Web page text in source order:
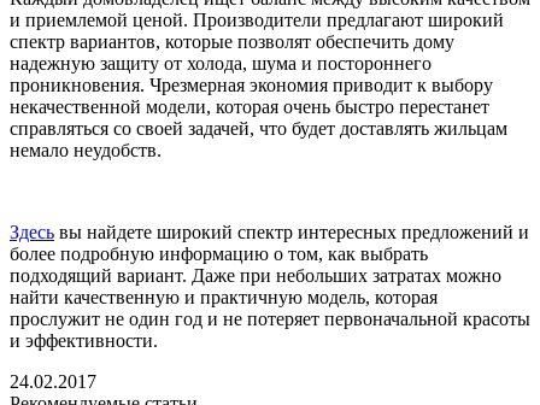
и приемлемой ценой. Производители предлагают широкий
спектр вариантов, которые позволят обеспечить дому
надежную защиту от холода, шума и постороннего
проникновения. Чрезмерная экономия приводит к выбору
некачественной модели, которая очень быстро перестанет
справляться со своей задачей, что будет доставлять жильцам
немало неудобств.
Здесь вы найдете широкий спектр интересных предложений и
более подробную информацию о том, как выбрать
подходящий вариант. Даже при небольших затратах можно
найти качественную и практичную модель, которая
прослужит не один год и не потеряет первоначальной красоты
и эффективности.
24.02.2017